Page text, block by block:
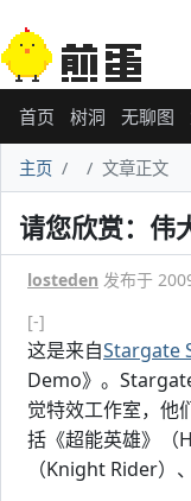
首页 树洞 无聊图
主页 文章正文
请您欣赏：伟
losteden 发布于
[-]
这是来自Stargate
Demo》。
觉特效工作室，他
括《超能英雄》（
（Knight Rider）